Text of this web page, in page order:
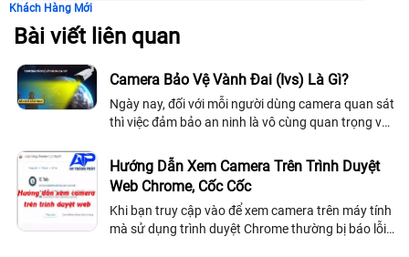
Khách Hàng Mới
Bài viết liên quan
Camera Bảo Vệ Vành Đai (Ivs) Là Gì?
Ngày nay, đối với mỗi người dùng camera quan sát
thì việc đảm bảo an ninh là vô cùng quan trọng và
trở nên mất trật tự an ninh...
Hướng Dẫn Xem Camera Trên Trình Duyệt
Web Chrome, Cốc Cốc
Khi bạn truy cập vào để xem camera trên máy tính
mà sử dụng trình duyệt Chrome thường bị báo lỗi